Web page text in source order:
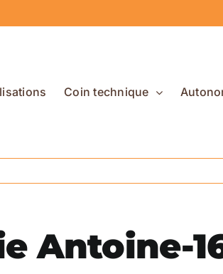
Coin technique
Antoine-